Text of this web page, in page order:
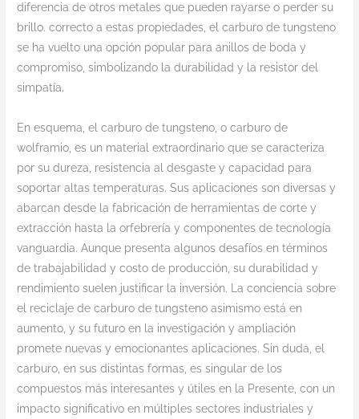
diferencia de otros metales que pueden rayarse o perder su
brillo. correcto a estas propiedades, el carburo de tungsteno
se ha vuelto una opción popular para anillos de boda y
compromiso, simbolizando la durabilidad y la resistor del
simpatía.
En esquema, el carburo de tungsteno, o carburo de
wolframio, es un material extraordinario que se caracteriza
por su dureza, resistencia al desgaste y capacidad para
soportar altas temperaturas. Sus aplicaciones son diversas y
abarcan desde la fabricación de herramientas de corte y
extracción hasta la orfebrería y componentes de tecnología
vanguardia. Aunque presenta algunos desafíos en términos
de trabajabilidad y costo de producción, su durabilidad y
rendimiento suelen justificar la inversión. La conciencia sobre
el reciclaje de carburo de tungsteno asimismo está en
aumento, y su futuro en la investigación y ampliación
promete nuevas y emocionantes aplicaciones. Sin duda, el
carburo, en sus distintas formas, es singular de los
compuestos más interesantes y útiles en la Presente, con un
impacto significativo en múltiples sectores industriales y